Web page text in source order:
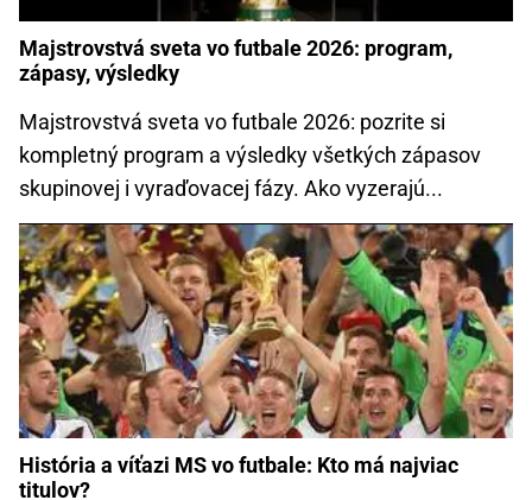
Majstrovstvá sveta vo futbale 2026: program,
zápasy, výsledky
Majstrovstvá sveta vo futbale 2026: pozrite si
kompletný program a výsledky všetkých zápasov
skupinovej i vyraďovacej fázy. Ako vyzerajú...
História a víťazi MS vo futbale: Kto má najviac
titulov?